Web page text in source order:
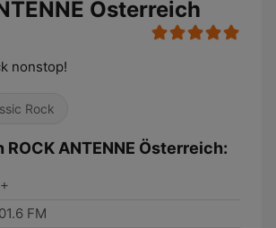
Österreich
nonstop!
Rock
ROCK ANTENNE Österreich:
FM